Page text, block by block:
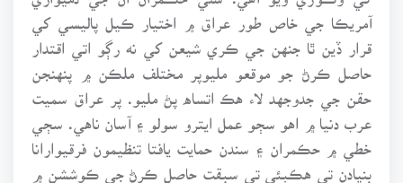
آمريڪا جي خاص طور عراق ۾ اختيار ڪيل پاليسي کي
قرار ڏين ٿا جنهن جي ڪري شيعن کي نه رڳو اتي اقتدار
حاصل ڪرڻ جو موقعو مليوپر مختلف ملڪن ۾ پنهنجن
حقن جي جدوجهد لاء هڪ اتساه پڻ مليو. پر عراق سميت
عرب دنيا ۾ اهو سڄو عمل ايترو سولو ۽ آسان ناهي. سڄي
خطي ۾ حڪمران ۽ سندن حمايت يافتا تنظيمون فرقيوارانا
بنيادن تي هڪٻئي تي سبقت حاصل ڪرڻ جي ڪوششن ۾